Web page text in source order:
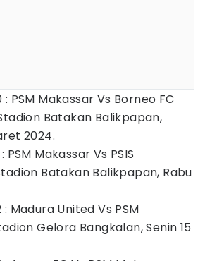
PSM Makassar Vs Borneo FC
Batakan Balikpapan,
2024.
PSM Makassar Vs PSIS
Batakan Balikpapan, Rabu
Madura United Vs PSM
Gelora Bangkalan, Senin 15